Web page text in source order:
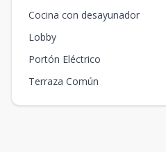
Cocina con desayunador
Lobby
Portón Eléctrico
Terraza Común